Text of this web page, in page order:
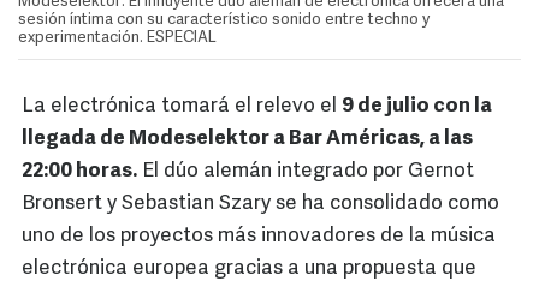
sesión íntima con su característico sonido entre techno y
experimentación. ESPECIAL
La electrónica tomará el relevo el 9 de julio con la
llegada de Modeselektor a Bar Américas, a las
22:00 horas. El dúo alemán integrado por Gernot
Bronsert y Sebastian Szary se ha consolidado como
uno de los proyectos más innovadores de la música
electrónica europea gracias a una propuesta que